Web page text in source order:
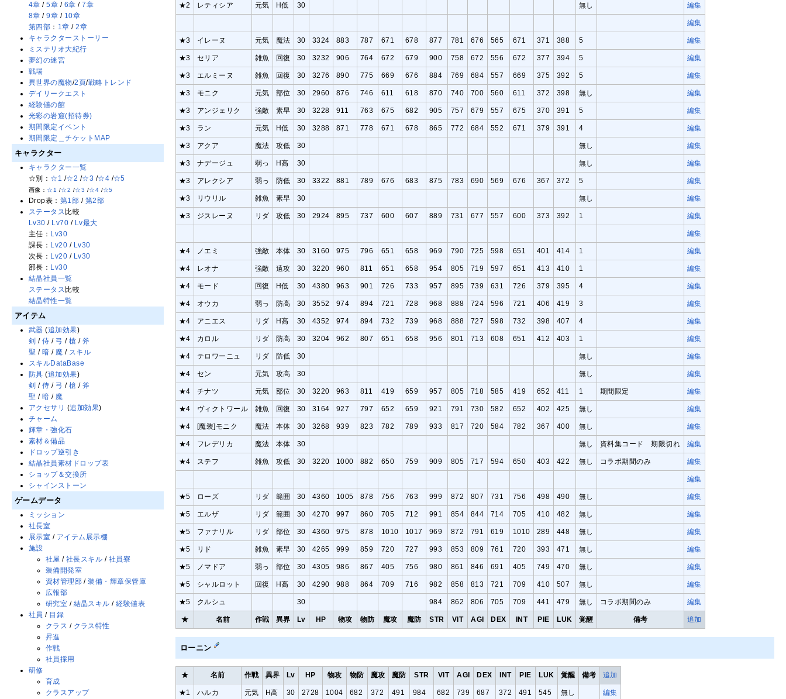
★ 名前 作戦 異界 Lv HP 物攻 物防 魔攻 魔防 STR VIT AGI DEX INT PIE LUK 覚醒 備考 追加
★2 レティシア 元気 H低 30 無し 編集
編集
★3 イレーヌ 元気 魔法 30 3324 883 787 671 678 877 781 676 565 671 371 388 5 編集
★3 セリア 雑魚 回復 30 3232 906 764 672 679 900 758 672 556 672 377 394 5 編集
★3 エルミーヌ 雑魚 回復 30 3276 890 775 669 676 884 769 684 557 669 375 392 5 編集
★3 モニク 元気 部位 30 2960 876 746 611 618 870 740 700 560 611 372 398 無し 編集
★3 アンジェリク 強敵 素早 30 3228 911 763 675 682 905 757 679 557 675 370 391 5 編集
★3 ラン 元気 H低 30 3288 871 778 671 678 865 772 684 552 671 379 391 4 編集
★3 アクア 魔法 攻低 30 無し 編集
★3 ナデージュ 弱っ H高 30 無し 編集
★3 アレクシア 弱っ 防低 30 3322 881 789 676 683 875 783 690 569 676 367 372 5 編集
★3 リウリル 雑魚 素早 30 無し 編集
★3 ジスレーヌ リダ 攻低 30 2924 895 737 600 607 889 731 677 557 600 373 392 1 編集
編集
★4 ノエミ 強敵 本体 30 3160 975 796 651 658 969 790 725 598 651 401 414 1 編集
★4 レオナ 強敵 遠攻 30 3220 960 811 651 658 954 805 719 597 651 413 410 1 編集
★4 モード 回復 H低 30 4380 963 901 726 733 957 895 739 631 726 379 395 4 編集
★4 オウカ 弱っ 防高 30 3552 974 894 721 728 968 888 724 596 721 406 419 3 編集
★4 アニエス リダ H高 30 4352 974 894 732 739 968 888 727 598 732 398 407 4 編集
★4 カロル リダ 防高 30 3204 962 807 651 658 956 801 713 608 651 412 403 1 編集
★4 テロワーニュ リダ 防低 30 無し 編集
★4 セン 元気 攻高 30 無し 編集
★4 チナツ 元気 部位 30 3220 963 811 419 659 957 805 718 585 419 652 411 1 期間限定 編集
★4 ヴィクトワール 雑魚 回復 30 3164 927 797 652 659 921 791 730 582 652 402 425 無し 編集
★4 [魔装]モニク 魔法 本体 30 3268 939 823 782 789 933 817 720 584 782 367 400 無し 編集
★4 フレデリカ 魔法 本体 30 無し 資料集コード 期限切れ 編集
★4 ステフ 雑魚 攻低 30 3220 1000 882 650 759 909 805 717 594 650 403 422 無し コラボ期間のみ 編集
編集
★5 ローズ リダ 範囲 30 4360 1005 878 756 763 999 872 807 731 756 498 490 無し 編集
★5 エルザ リダ 範囲 30 4270 997 860 705 712 991 854 844 714 705 410 482 無し 編集
★5 ファナリル リダ 部位 30 4360 975 878 1010 1017 969 872 791 619 1010 289 448 無し 編集
★5 リド 雑魚 素早 30 4265 999 859 720 727 993 853 809 761 720 393 471 無し 編集
★5 ノマドア 弱っ 部位 30 4305 986 867 405 756 980 861 846 691 405 749 470 無し 編集
★5 シャルロット 回復 H高 30 4290 988 864 709 716 982 858 813 721 709 410 507 無し 編集
★5 クルシュ 30 984 862 806 705 709 441 479 無し コラボ期間のみ 編集
ローニン
★ 名前 作戦 異界 Lv HP 物攻 物防 魔攻 魔防 STR VIT AGI DEX INT PIE LUK 覚醒 備考 追加
★1 ハルカ 元気 H高 30 2728 1004 682 372 491 984 682 739 687 372 491 545 無し 編集
4章 /5章 / 6章 /7章
8章 /9章 / 10章
第四部 ： 1章 /2章
キャラクターストーリー
ミステリオ大紀行
夢幻の迷宮
戦場
異世界の魔物/2頁/戦略トレンド
デイリークエスト
経験値の館
光彩の岩窟(招待券)
期間限定イベント
期間限定＿チケットMAP
キャラクター
キャラクター一覧
☆別： ☆1 /☆2 /☆3 /☆4 /☆5
画像： ☆1 /☆2 /☆3 /☆4 /☆5
Drop表： 第1部 / 第2部
ステータス 比較
Lv30 / Lv70 / Lv最大
主任： Lv30
課長： Lv20 / Lv30
次長： Lv20 / Lv30
部長： Lv30
結晶社員一覧
ステータス 比較
結晶特性一覧
アイテム
武器 (追加効果)
剣 / 侍 / 弓 / 槍 / 斧
聖 / 暗 / 魔 / スキル
スキルDataBase
防具 (追加効果)
剣 / 侍 / 弓 / 槍 / 斧
聖 / 暗 / 魔
アクセサリ (追加効果)
チャーム
輝章・強化石
素材＆備品
ドロップ逆引き
結晶社員素材ドロップ表
ショップ＆交換所
シャインストーン
ゲームデータ
ミッション
社長室
展示室 / アイテム展示棚
施設
社屋 /社長スキル / 社員寮
装備開発室
資材管理部 /装備・輝章保管庫
広報部
研究室 / 結晶スキル /経験値表
社員 / 目録
クラス / クラス特性
昇進
作戦
社員採用
研修
育成
クラスアップ